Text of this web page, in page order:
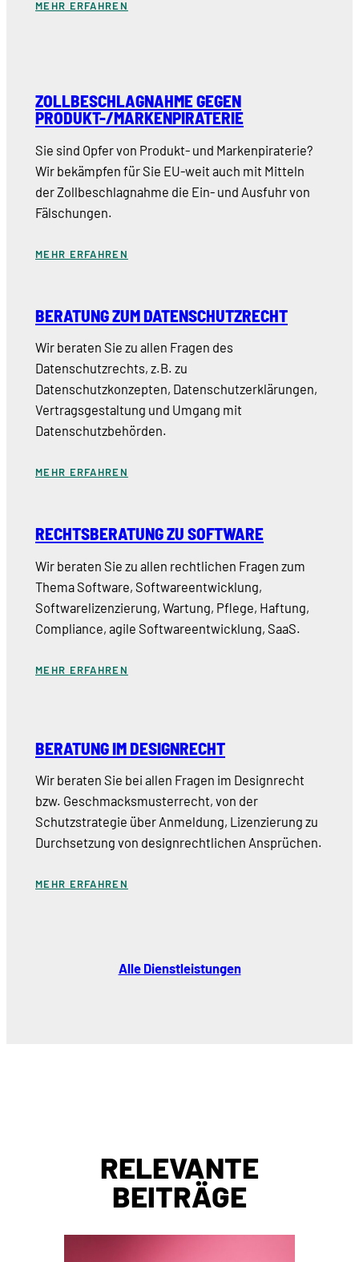
MEHR ERFAHREN
ZOLLBESCHLAGNAHME GEGEN
PRODUKT-/MARKENPIRATERIE
Sie sind Opfer von Produkt- und Markenpiraterie?
Wir bekämpfen für Sie EU-weit auch mit Mitteln
der Zollbeschlagnahme die Ein- und Ausfuhr von
Fälschungen.
MEHR ERFAHREN
BERATUNG ZUM DATENSCHUTZRECHT
Wir beraten Sie zu allen Fragen des
Datenschutzrechts, z.B. zu
Datenschutzkonzepten, Datenschutzerklärungen,
Vertragsgestaltung und Umgang mit
Datenschutzbehörden.
MEHR ERFAHREN
RECHTSBERATUNG ZU SOFTWARE
Wir beraten Sie zu allen rechtlichen Fragen zum
Thema Software, Softwareentwicklung,
Softwarelizenzierung, Wartung, Pflege, Haftung,
Compliance, agile Softwareentwicklung, SaaS.
MEHR ERFAHREN
BERATUNG IM DESIGNRECHT
Wir beraten Sie bei allen Fragen im Designrecht
bzw. Geschmacksmusterrecht, von der
Schutzstrategie über Anmeldung, Lizenzierung zu
Durchsetzung von designrechtlichen Ansprüchen.
MEHR ERFAHREN
Alle Dienstleistungen
RELEVANTE
BEITRÄGE